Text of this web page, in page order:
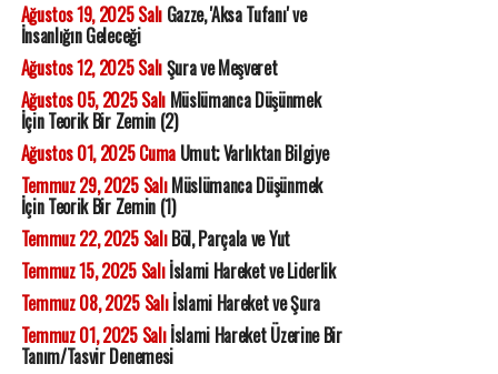
Ağustos 19, 2025 SalıGazze, 'Aksa Tufanı' ve
İnsanlığın Geleceği
Ağustos 12, 2025 SalıŞura ve Meşveret
Ağustos 05, 2025 SalıMüslümanca Düşünmek
İçin Teorik Bir Zemin (2)
Ağustos 01, 2025 CumaUmut; Varlıktan Bilgiye
Temmuz 29, 2025 SalıMüslümanca Düşünmek
İçin Teorik Bir Zemin (1)
Temmuz 22, 2025 SalıBöl, Parçala ve Yut
Temmuz 15, 2025 Salıİslami Hareket ve Liderlik
Temmuz 08, 2025 Salıİslami Hareket ve Şura
Temmuz 01, 2025 Salıİslami Hareket Üzerine Bir
Tanım/Tasvir Denemesi